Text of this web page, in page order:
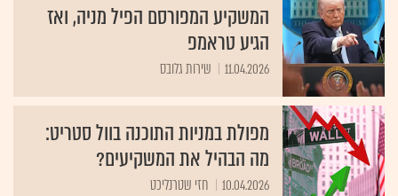
המשקיע המפורסם הפיל מניה, ואז
הגיע טראמפ
11.04.2026 שירות גלובס
מפולת במניות התוכנה בוול סטריט:
מה הבהיל את המשקיעים?
10.04.2026 חזי שטרנליכט